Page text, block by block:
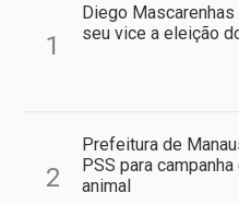
1
Diego
seu vice a eleição
2
Prefeitura de
PSS para
animal